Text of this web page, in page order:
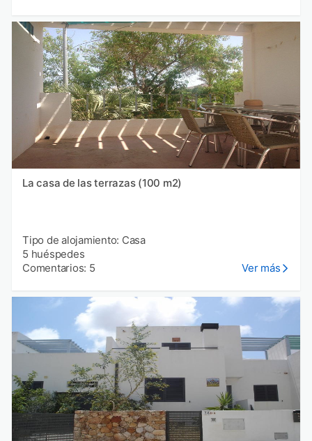
La casa de las terrazas (100 m2)
Tipo de alojamiento: Casa
5 huéspedes
Comentarios: 5
Ver más